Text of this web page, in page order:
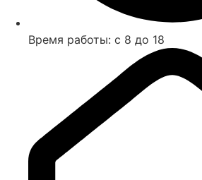
Время работы: с 8 до 18